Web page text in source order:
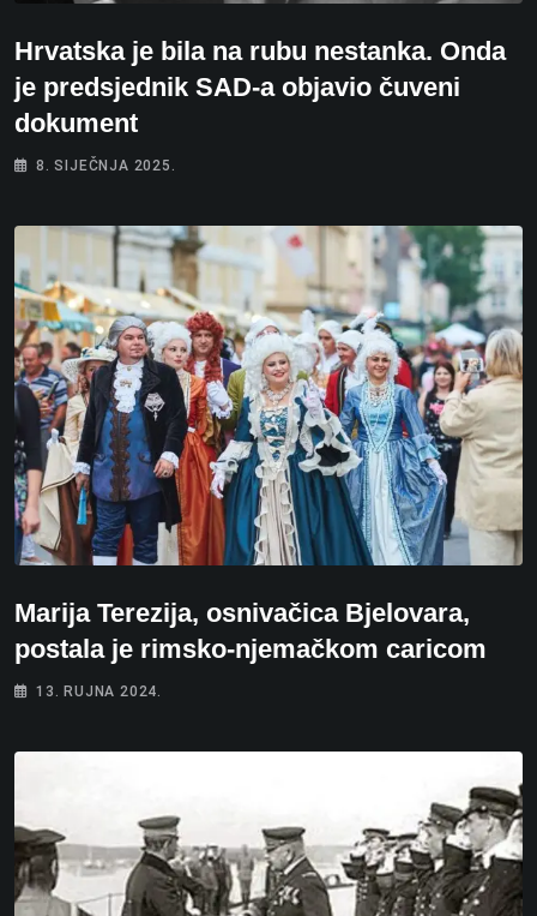
Hrvatska je bila na rubu nestanka. Onda
je predsjednik SAD-a objavio čuveni
dokument
8. SIJEČNJA 2025.
Marija Terezija, osnivačica Bjelovara,
postala je rimsko-njemačkom caricom
13. RUJNA 2024.